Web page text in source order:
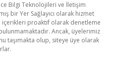
Bilgi Teknolojileri ve İletişim
bir Yer Sağlayıcı olarak hizmet
proaktif olarak denetleme
Ancak, üyelerimiz
taşımakta olup, siteye üye olarak